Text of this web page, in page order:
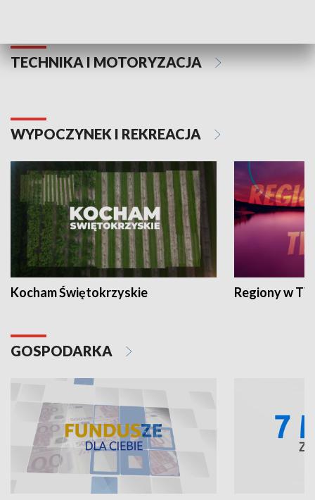
TECHNIKA I MOTORYZACJA
WYPOCZYNEK I REKREACJA
Kocham Świętokrzyskie Regiony w
GOSPODARKA